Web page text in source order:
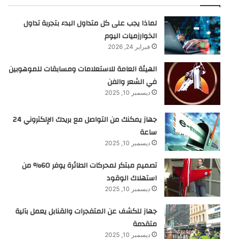
لماذا يجب على كل متداول البدء بتجربة تداول
الخوارزميات اليوم
فبراير 24, 2026
الهيئة العامة للاستعلامات ومسابقات للموهوبين
في الشعر والفن
ديسمبر 10, 2025
جهاز يمكنك من التواصل مع بريدك الإلكتروني 24
ساعة
ديسمبر 10, 2025
تصميم مبتكر لمحركات الطائرة يوفر 60% من
استهلاك الوقود
ديسمبر 10, 2025
جهاز للكشف عن المتفجرات والقنابل يعمل بآلية
متقدمة
ديسمبر 10, 2025